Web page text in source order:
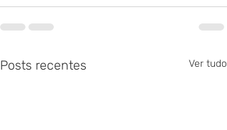
Posts recentes Ver tudo